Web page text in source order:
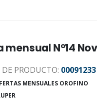
mensual N°14
PRODUCTO: 00091233
MENSUALES OROFINO